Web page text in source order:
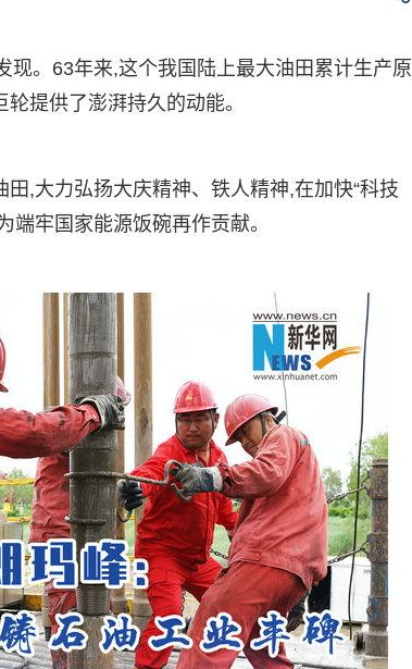
。63年来,这个我国陆上最大油田累计生产原
提供了澎湃持久的动能。
,大力弘扬大庆精神、铁人精神,在加快“科技
端牢国家能源饭碗再作贡献。